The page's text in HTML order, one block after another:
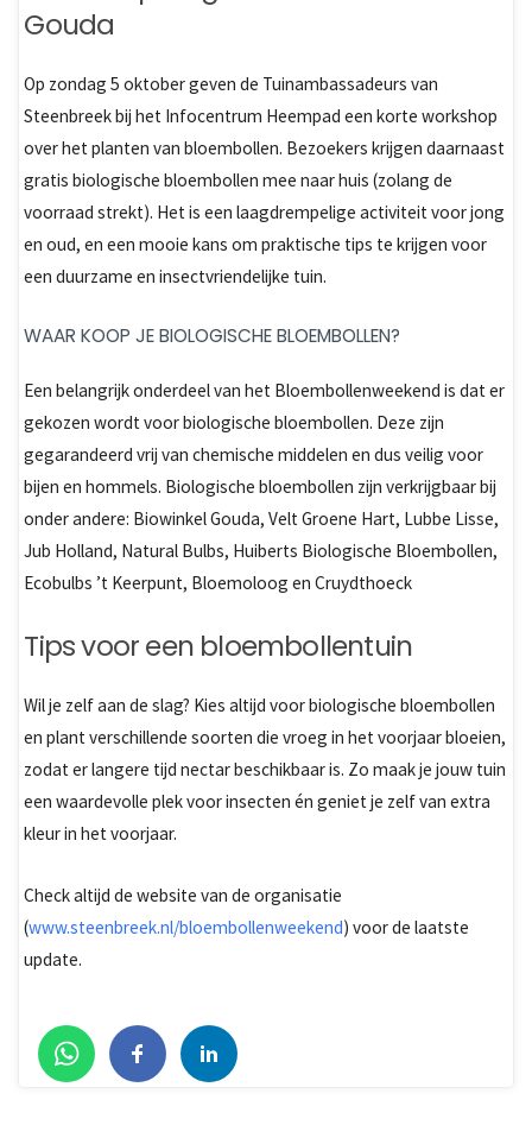
Gouda
Op zondag 5 oktober geven de Tuinambassadeurs van
Steenbreek bij het Infocentrum Heempad een korte workshop
over het planten van bloembollen. Bezoekers krijgen daarnaast
gratis biologische bloembollen mee naar huis (zolang de
voorraad strekt). Het is een laagdrempelige activiteit voor jong
en oud, en een mooie kans om praktische tips te krijgen voor
een duurzame en insectvriendelijke tuin.
WAAR KOOP JE BIOLOGISCHE BLOEMBOLLEN?
Een belangrijk onderdeel van het Bloembollenweekend is dat er
gekozen wordt voor biologische bloembollen. Deze zijn
gegarandeerd vrij van chemische middelen en dus veilig voor
bijen en hommels. Biologische bloembollen zijn verkrijgbaar bij
onder andere: Biowinkel Gouda, Velt Groene Hart, Lubbe Lisse,
Jub Holland, Natural Bulbs, Huiberts Biologische Bloembollen,
Ecobulbs ’t Keerpunt, Bloemoloog en Cruydthoeck
Tips voor een bloembollentuin
Wil je zelf aan de slag? Kies altijd voor biologische bloembollen
en plant verschillende soorten die vroeg in het voorjaar bloeien,
zodat er langere tijd nectar beschikbaar is. Zo maak je jouw tuin
een waardevolle plek voor insecten én geniet je zelf van extra
kleur in het voorjaar.
Check altijd de website van de organisatie
(www.steenbreek.nl/bloembollenweekend) voor de laatste
update.